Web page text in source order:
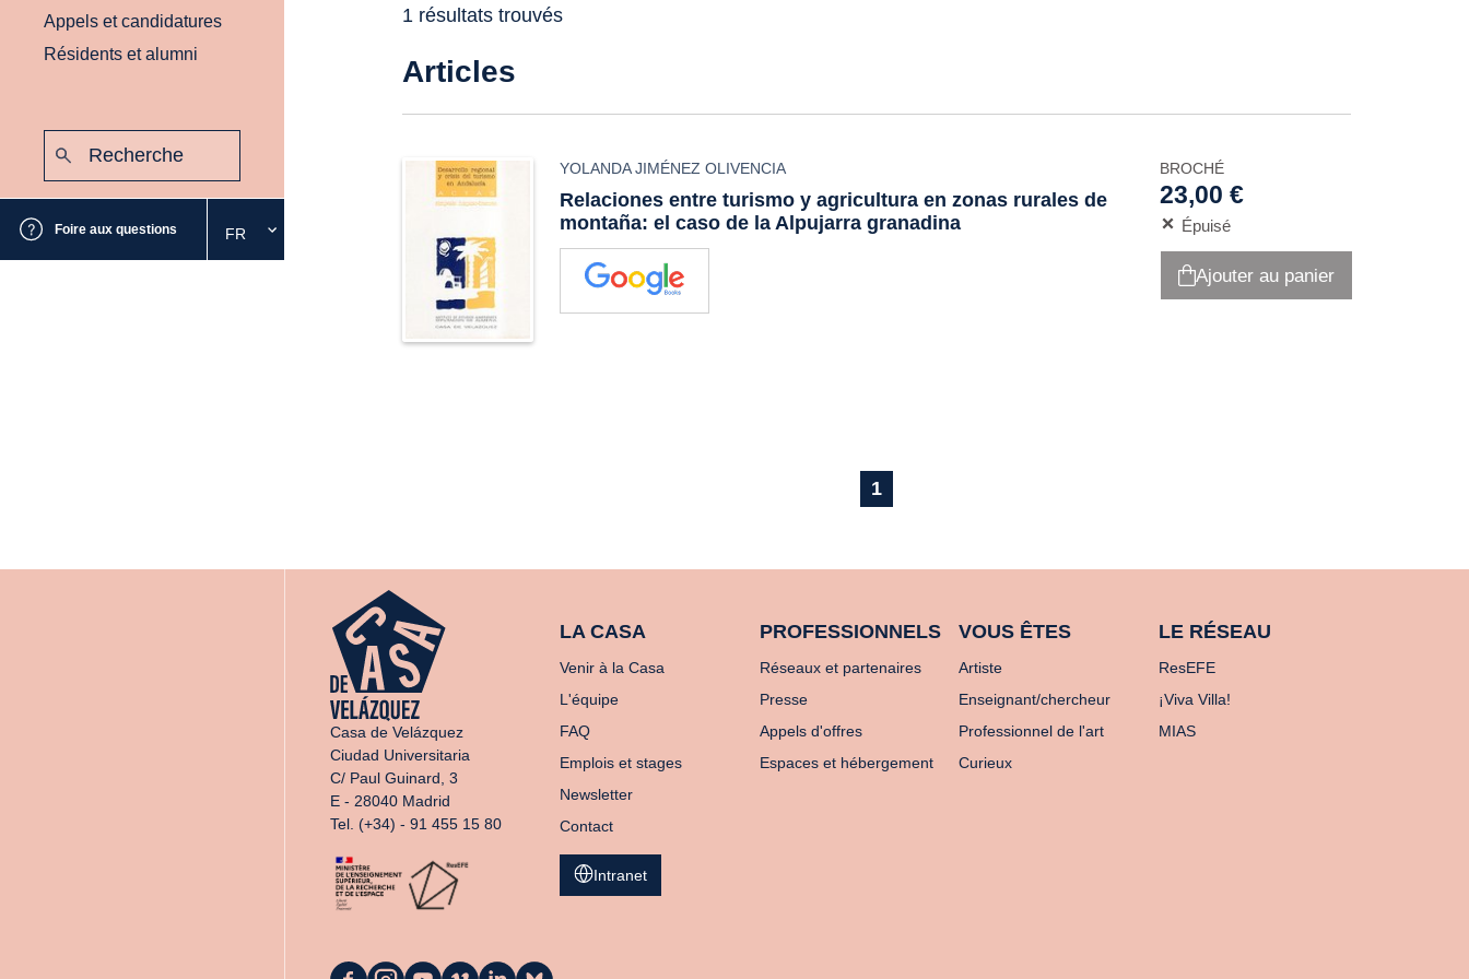
Appels et candidatures
Résidents et alumni
Foire aux questions
Sélectionnez
la
FR
1 résultats trouvés
Articles
YOLANDA JIMÉNEZ OLIVENCIA
Relaciones entre turismo y agricultura en zonas rurales de
montaña: el caso de la Alpujarra granadina
BROCHÉ
23,00 €
Épuisé
Ajouter au panier
1
Casa de Velázquez
Ciudad Universitaria
C/ Paul Guinard, 3
E - 28040 Madrid
Tel. (+34) - 91 455 15 80
LA CASA
Venir à la Casa
L'équipe
FAQ
Emplois et stages
Newsletter
Contact
PROFESSIONNELS
Réseaux et partenaires
Presse
Appels d'offres
Espaces et hébergement
VOUS ÊTES
Artiste
Enseignant/chercheur
Professionnel de l'art
Curieux
LE RÉSEAU
ResEFE
¡Viva Villa!
MIAS
Intranet